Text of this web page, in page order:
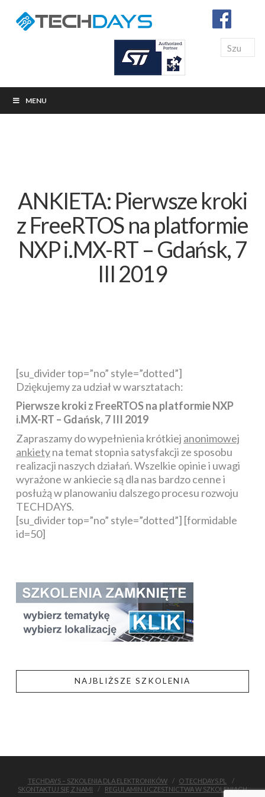
Search
MENU
ANKIETA: Pierwsze kroki
z FreeRTOS na platformie
NXP i.MX-RT – Gdańsk, 7
III 2019
[su_divider top=”no” style=”dotted”]
Dziękujemy za udział w warsztatach:
Pierwsze kroki z FreeRTOS na platformie NXP
i.MX-RT – Gdańsk, 7 III 2019
Zapraszamy do wypełnienia krótkiej anonimowej
ankietyna temat stopnia satysfakcji ze sposobu
realizacji naszych działań. Wszelkie opinie i uwagi
wyrażone w ankiecie są dla nas bardzo cenne i
posłużą w planowaniu dalszego procesu rozwoju
TECHDAYS.
[su_divider top=”no” style=”dotted”] [formidable
id=50]
NAJBLIŻSZE SZKOLENIA
TECHDAYS – SZKOLENIA DLA ELEKTRONIKÓW
O TECHDAYS.PL
SKONTAKTUJ SIĘ Z NAMI
REGULAMIN UCZESTNICTWA W SZKOLENIACH